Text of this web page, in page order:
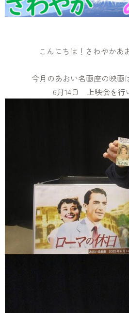
こんにちは！さわやかあ
今月のあおい名画座の映画
6月14日 上映会を行